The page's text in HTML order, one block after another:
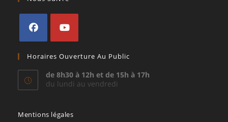
dans
un
nouvel
dans
un
nouvel
Horaires Ouverture Au Public
de 8h30 à 12h et de 15h à 17h
du lundi au vendredi
Mentions légales